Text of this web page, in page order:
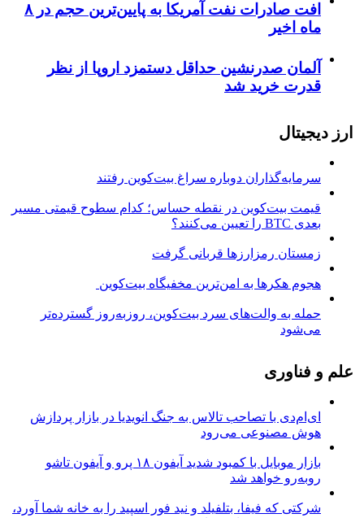
افت صادرات نفت آمریکا به پایین‌ترین حجم در ۸
ماه اخیر
آلمان صدرنشین حداقل دستمزد اروپا از نظر
قدرت خرید شد
ارز دیجیتال
سرمایه‌گذاران دوباره سراغ بیت‌کوین رفتند
قیمت بیت‌کوین در نقطه حساس؛ کدام سطوح قیمتی مسیر
بعدی BTC را تعیین می‌کنند؟
زمستان رمزارزها قربانی گرفت
هجوم هکرها به امن‌ترین مخفیگاه بیت‌کوین
حمله به والت‌های سرد بیت‌کوین، روزبه‌روز گسترده‌تر
می‌شود
علم و فناوری
ای‌ام‌دی با تصاحب تالاس به جنگ انویدیا در بازار پردازش
هوش مصنوعی می‌رود
بازار موبایل با کمبود شدید آیفون ۱۸ پرو و آیفون تاشو
روبه‌رو خواهد شد
شرکتی که فیفا، بتلفیلد و نید فور اسپید را به خانه شما آورد،